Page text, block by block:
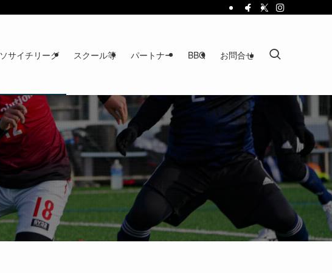
ソサイチリーグ スクール等 パートナー BBQ お問合せ